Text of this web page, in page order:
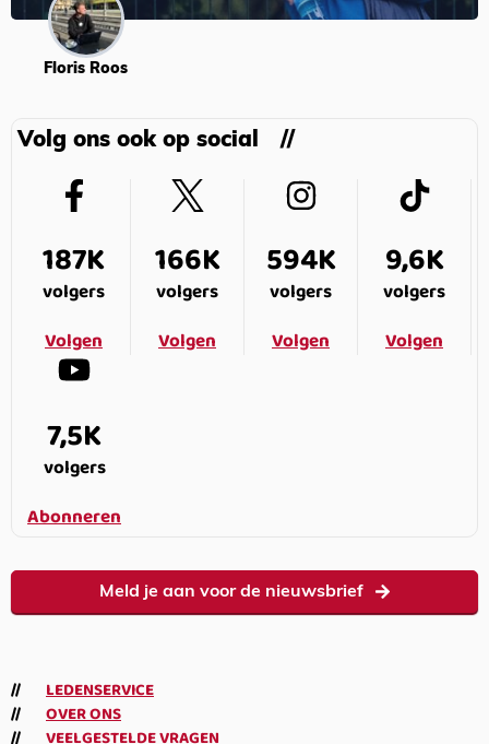
Floris Roos
Volg ons ook op social
187K
volgers
Volgen
166K
volgers
Volgen
594K
volgers
Volgen
9,6K
volgers
Volgen
7,5K
volgers
Abonneren
Meld je aan voor de nieuwsbrief
LEDENSERVICE
OVER ONS
VEELGESTELDE VRAGEN